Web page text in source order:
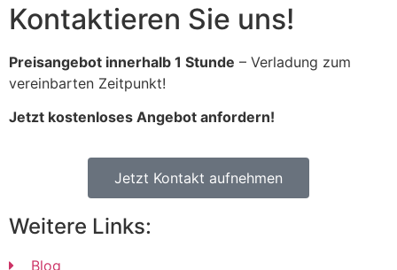
Kontaktieren Sie uns!
Preisangebot innerhalb 1 Stunde – Verladung zum
vereinbarten Zeitpunkt!
Jetzt kostenloses Angebot anfordern!
Jetzt Kontakt aufnehmen
Weitere Links:
Blog